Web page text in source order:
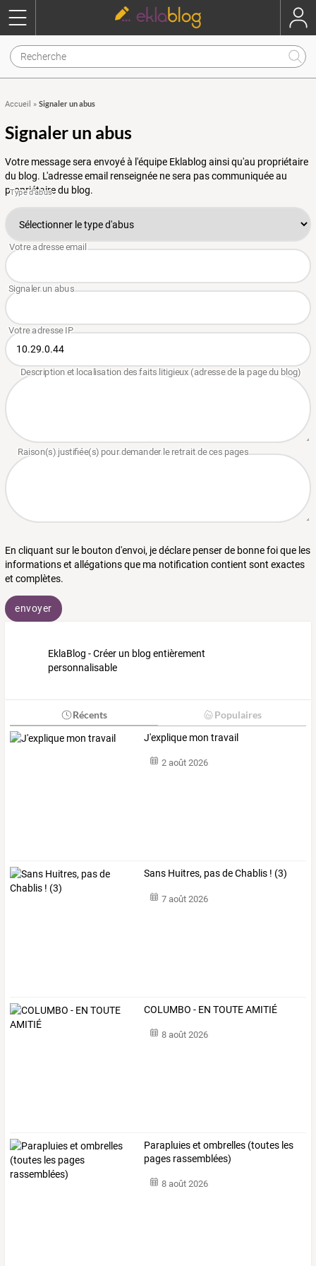
Accueil » Signaler un abus
Signaler un abus
Votre message sera envoyé à l'équipe Eklablog ainsi qu'au propriétaire
du blog. L'adresse email renseignée ne sera pas communiquée au
propriétaire du blog.
En cliquant sur le bouton d'envoi, je déclare penser de bonne foi que les
informations et allégations que ma notification contient sont exactes
et complètes.
envoyer
EklaBlog - Créer un blog entièrement
personnalisable
Récents Populaires
J'explique mon travail
2 août 2026
Sans Huitres, pas de Chablis ! (3)
7 août 2026
COLUMBO - EN TOUTE AMITIÉ
8 août 2026
Parapluies et ombrelles (toutes les
pages rassemblées)
8 août 2026